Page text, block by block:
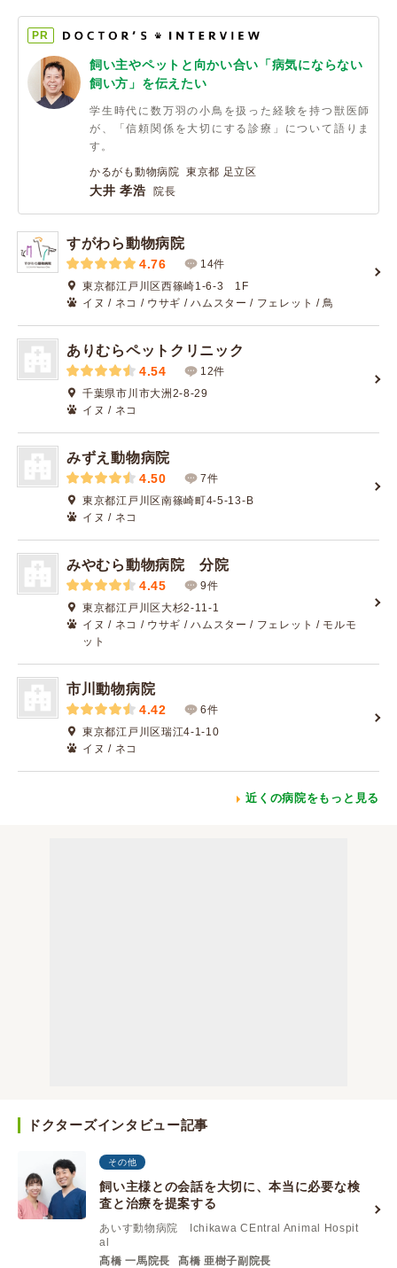
PR
飼い主やペットと向かい合い「病気にならない
飼い方」を伝えたい
学生時代に数万羽の小鳥を扱った経験を持つ獣医師
が、「信頼関係を大切にする診療」について語りま
す。
かるがも動物病院 東京都 足立区
大井 孝浩 院長
すがわら動物病院
4.76
14件
東京都江戸川区西篠崎1-6-3 1F
イヌ / ネコ / ウサギ / ハムスター / フェレット / 鳥
ありむらペットクリニック
4.54
12件
千葉県市川市大洲2-8-29
イヌ / ネコ
みずえ動物病院
4.50
7件
東京都江戸川区南篠崎町4-5-13-B
イヌ / ネコ
みやむら動物病院 分院
4.45
9件
東京都江戸川区大杉2-11-1
イヌ / ネコ / ウサギ / ハムスター / フェレット / モルモ
ット
市川動物病院
4.42
6件
東京都江戸川区瑞江4-1-10
イヌ / ネコ
近くの病院をもっと見る
ドクターズインタビュー記事
その他
飼い主様との会話を大切に、本当に必要な検
査と治療を提案する
あいす動物病院 Ichikawa CEntral Animal Hospit
al
髙橋 一馬院長
髙橋 亜樹子副院長